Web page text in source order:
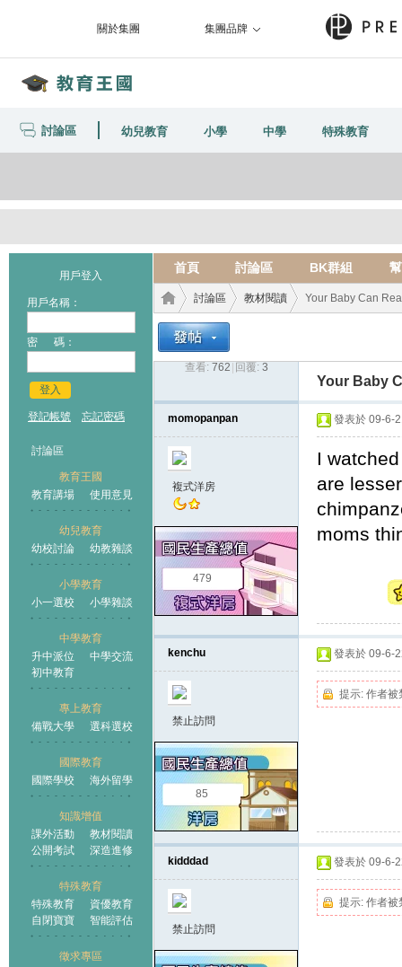
關於集團 集團品牌
討論區 幼兒教育 小學 中學 特殊教育
用戶登入
用戶名稱：
密 碼：
登入
登記帳號 忘記密碼
討論區
教育王國
教育講場
使用意見
幼兒教育
幼校討論
幼教雜談
小學教育
小一選校
小學雜談
中學教育
升中派位
中學交流
初中教育
專上教育
備戰大學
選科選校
國際教育
國際學校
海外留學
知識增值
課外活動
教材閱讀
公開考試
深造進修
特殊教育
特殊教育
資優教育
自閉寶寶
智能評估
徵求專區
首頁 討論區 BK群組
王國
討論區
›
教材閱讀 Your Baby Can
查看: 762 回覆: 3
Your Baby
momopanpan
複式洋房
479
發表於 09-6-
I
are
moms
kenchu
禁止訪問
85
發表於 09-6-
提示: 作者被
kidddad
禁止訪問
發表於 09-6-
提示: 作者被